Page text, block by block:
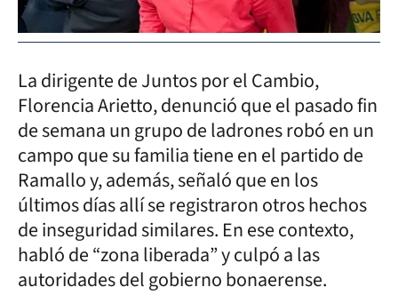
La dirigente de Juntos por el Cambio,
Florencia Arietto, denunció que el pasado fin
de semana un grupo de ladrones robó en un
campo que su familia tiene en el partido de
Ramallo y, además, señaló que en los
últimos días allí se registraron otros hechos
de inseguridad similares. En ese contexto,
habló de “zona liberada” y culpó a las
autoridades del gobierno bonaerense.